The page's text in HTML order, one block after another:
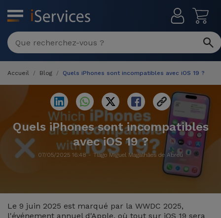
MENU
Réparation
Multimarque
Différentes
Causes de
iPhone
iPad
/ iMac
Reconditionnés
MacBooks
Reconditionnés
Produits
DJI
Drones
Câbles
Magasins
Reprises
Accueil Blog Quels iPhones sont incompatibles avec iOS 19 ?
Quels iPhones sont incompatibles
avec iOS 19 ?
07/05/2025 16:48 - Tiago Miguel Magalhães de Abreu
Le 9 juin 2025 est marqué par la WWDC 2025,
l'événement annuel d'Apple, où tout sur iOS 19 sera